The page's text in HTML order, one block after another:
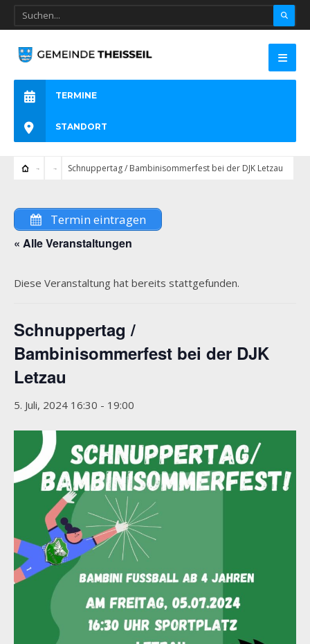
TERMINE
STANDORT
Schnuppertag / Bambinisommerfest bei der DJK Letzau
Termin eintragen
« Alle Veranstaltungen
Diese Veranstaltung hat bereits stattgefunden.
Schnuppertag /
Bambinisommerfest bei der DJK
Letzau
5. Juli, 2024 16:30 - 19:00